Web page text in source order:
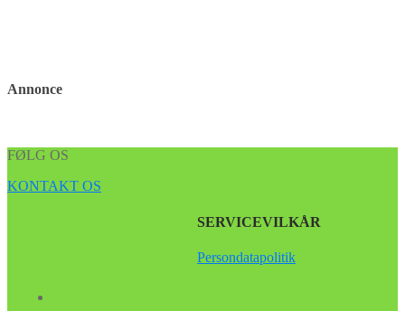
Annonce
FØLG OS
KONTAKT OS
SERVICEVILKÅR
Persondatapolitik